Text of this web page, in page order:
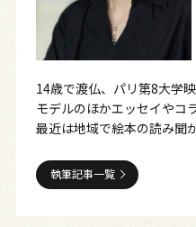
14歳で渡仏、パリ第8大学映
モデルのほかエッセイやコ
最近は地域で絵本の読み聞
執筆記事一覧